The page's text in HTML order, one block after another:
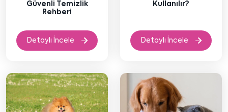
Güvenli Temizlik
Rehberi
Detaylı İncele
Kullanılır?
Detaylı İncele